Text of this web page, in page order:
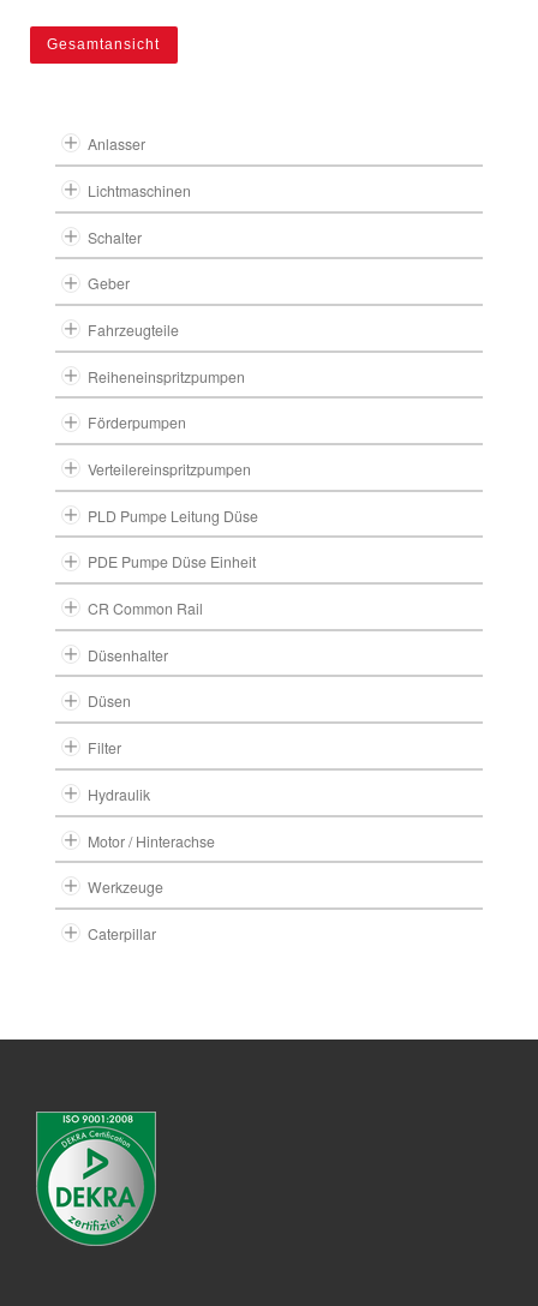
Gesamtansicht
Anlasser
Lichtmaschinen
Schalter
Geber
Fahrzeugteile
Reiheneinspritzpumpen
Förderpumpen
Verteilereinspritzpumpen
PLD Pumpe Leitung Düse
PDE Pumpe Düse Einheit
CR Common Rail
Düsenhalter
Düsen
Filter
Hydraulik
Motor / Hinterachse
Werkzeuge
Caterpillar